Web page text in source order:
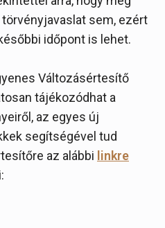
sem, ezért
időpont is lehet.
Változásértesítő
tájékozódhat a
az egyes új
segítségével tud
az alábbi linkre